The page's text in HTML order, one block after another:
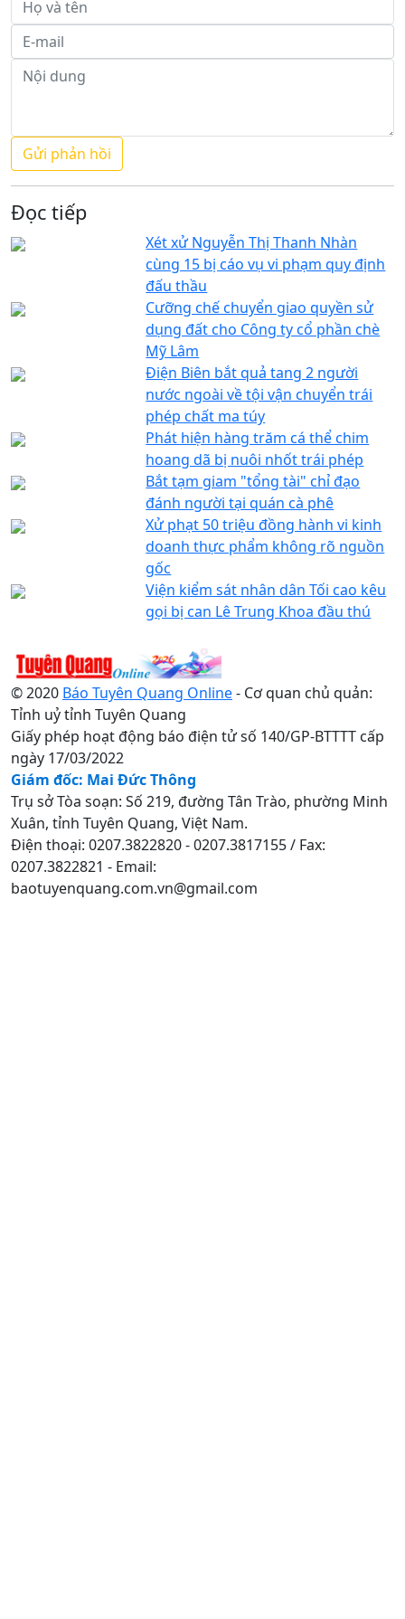
Đọc tiếp
Xét xử Nguyễn Thị Thanh Nhàn
cùng 15 bị cáo vụ vi phạm quy định
đấu thầu
Cưỡng chế chuyển giao quyền sử
dụng đất cho Công ty cổ phần chè
Mỹ Lâm
Điện Biên bắt quả tang 2 người
nước ngoài về tội vận chuyển trái
phép chất ma túy
Phát hiện hàng trăm cá thể chim
hoang dã bị nuôi nhốt trái phép
Bắt tạm giam "tổng tài" chỉ đạo
đánh người tại quán cà phê
Xử phạt 50 triệu đồng hành vi kinh
doanh thực phẩm không rõ nguồn
gốc
Viện kiểm sát nhân dân Tối cao kêu
gọi bị can Lê Trung Khoa đầu thú
© 2020 Báo Tuyên Quang Online- Cơ quan chủ quản:
Tỉnh uỷ tỉnh Tuyên Quang
Giấy phép hoạt động báo điện tử số 140/GP-BTTTT cấp
ngày 17/03/2022
Giám đốc: Mai Đức Thông
Trụ sở Tòa soạn: Số 219, đường Tân Trào, phường Minh
Xuân, tỉnh Tuyên Quang, Việt Nam.
Điện thoại: 0207.3822820 - 0207.3817155 / Fax:
0207.3822821 - Email:
baotuyenquang.com.vn@gmail.com